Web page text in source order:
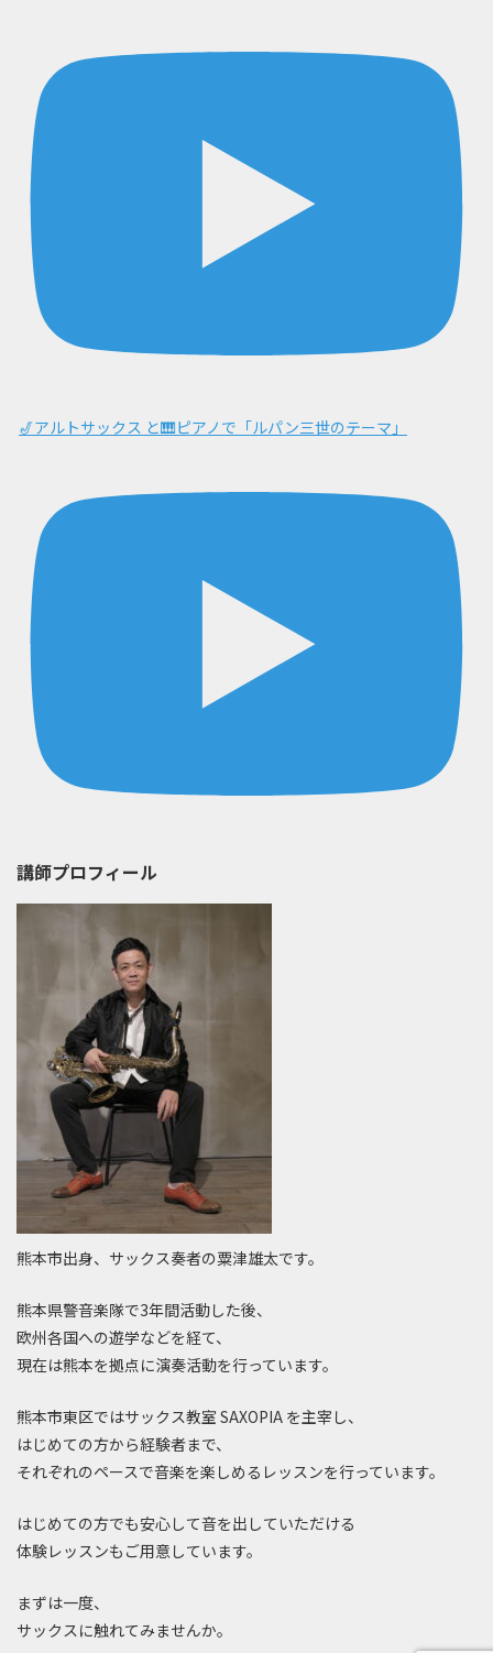
🎷アルトサックス と🎹ピアノで「ルパン三世のテーマ」
講師プロフィール
熊本市出身、サックス奏者の粟津雄太です。
熊本県警音楽隊で3年間活動した後、
欧州各国への遊学などを経て、
現在は熊本を拠点に演奏活動を行っています。
熊本市東区ではサックス教室 SAXOPIA を主宰し、
はじめての方から経験者まで、
それぞれのペースで音楽を楽しめるレッスンを行っています。
はじめての方でも安心して音を出していただける
体験レッスンもご用意しています。
まずは一度、
サックスに触れてみませんか。